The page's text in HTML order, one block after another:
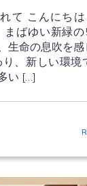
て こんにち
まばゆい新緑
生命の息吹を
、新しい環境
い […]